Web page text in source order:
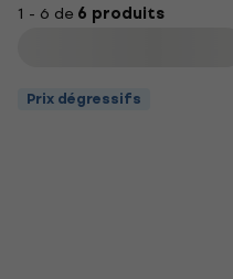
1 - 6 de 6 produits
Prix dégressifs